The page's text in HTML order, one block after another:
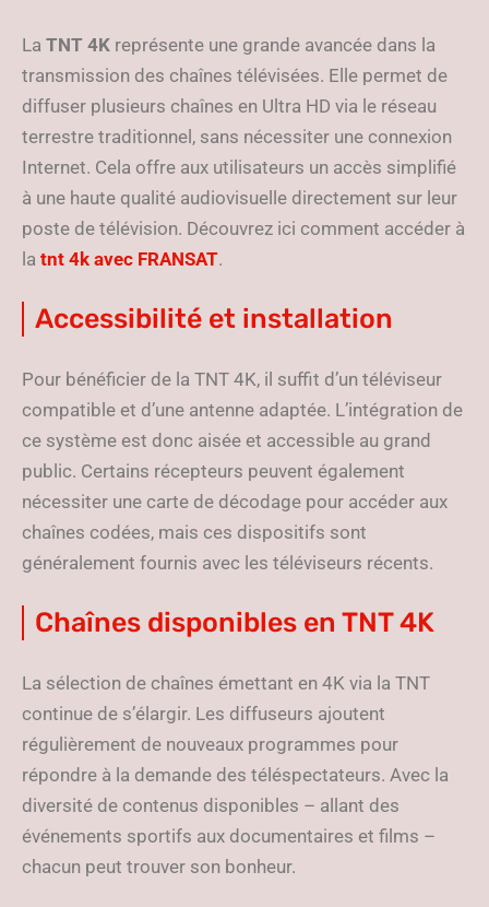
La TNT 4K représente une grande avancée dans la
transmission des chaînes télévisées. Elle permet de
diffuser plusieurs chaînes en Ultra HD via le réseau
terrestre traditionnel, sans nécessiter une connexion
Internet. Cela offre aux utilisateurs un accès simplifié
à une haute qualité audiovisuelle directement sur leur
poste de télévision. Découvrez ici comment accéder à
la tnt 4k avec FRANSAT.
Accessibilité et installation
Pour bénéficier de la TNT 4K, il suffit d’un téléviseur
compatible et d’une antenne adaptée. L’intégration de
ce système est donc aisée et accessible au grand
public. Certains récepteurs peuvent également
nécessiter une carte de décodage pour accéder aux
chaînes codées, mais ces dispositifs sont
généralement fournis avec les téléviseurs récents.
Chaînes disponibles en TNT 4K
La sélection de chaînes émettant en 4K via la TNT
continue de s’élargir. Les diffuseurs ajoutent
régulièrement de nouveaux programmes pour
répondre à la demande des téléspectateurs. Avec la
diversité de contenus disponibles – allant des
événements sportifs aux documentaires et films –
chacun peut trouver son bonheur.